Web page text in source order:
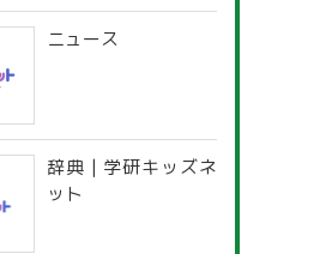
ニュース
辞典 | 学研キッズネ
ット